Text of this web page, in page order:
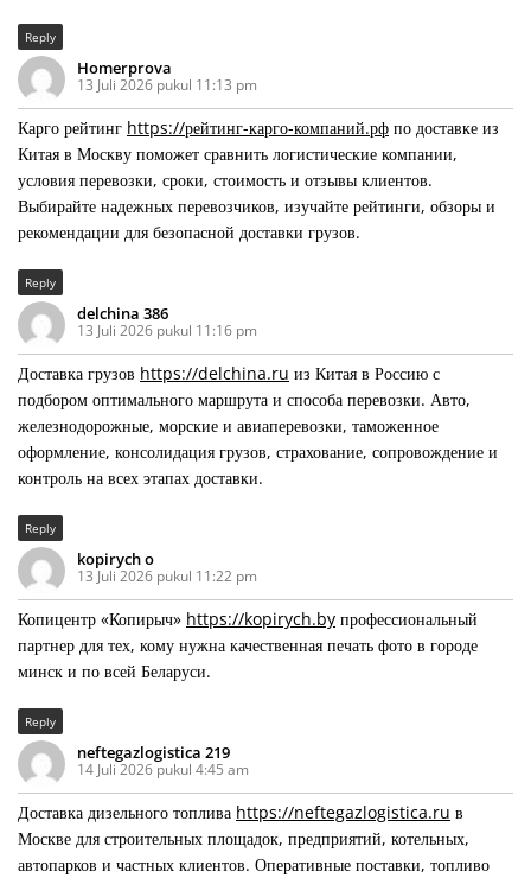
Reply
Homerprova
13 Juli 2026 pukul 11:13 pm
Карго рейтинг https://рейтинг-карго-компаний.рф по доставке из
Китая в Москву поможет сравнить логистические компании,
условия перевозки, сроки, стоимость и отзывы клиентов.
Выбирайте надежных перевозчиков, изучайте рейтинги, обзоры и
рекомендации для безопасной доставки грузов.
Reply
delchina 386
13 Juli 2026 pukul 11:16 pm
Доставка грузов https://delchina.ru из Китая в Россию с
подбором оптимального маршрута и способа перевозки. Авто,
железнодорожные, морские и авиаперевозки, таможенное
оформление, консолидация грузов, страхование, сопровождение и
контроль на всех этапах доставки.
Reply
kopirych o
13 Juli 2026 pukul 11:22 pm
Копицентр «Копирыч» https://kopirych.by профессиональный
партнер для тех, кому нужна качественная печать фото в городе
минск и по всей Беларуси.
Reply
neftegazlogistica 219
14 Juli 2026 pukul 4:45 am
Доставка дизельного топлива https://neftegazlogistica.ru в
Москве для строительных площадок, предприятий, котельных,
автопарков и частных клиентов. Оперативные поставки, топливо